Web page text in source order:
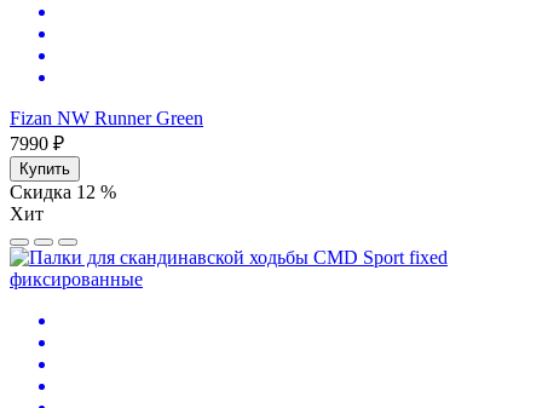
Fizan NW Runner Green
7990 ₽
Купить
Скидка 12 %
Хит